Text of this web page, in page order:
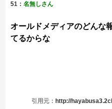
51：名無しさん
オールドメディアのどんな
てるからな
引用元： http://